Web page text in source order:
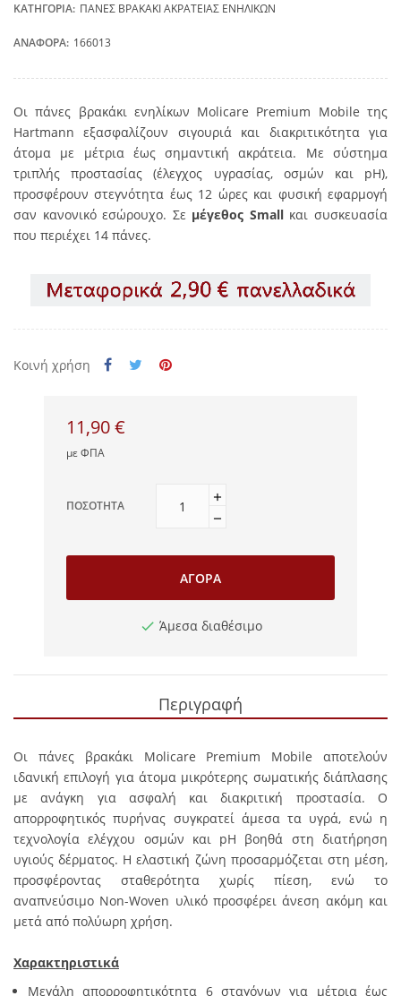
ΚΑΤΗΓΟΡΊΑ: ΠΆΝΕΣ ΒΡΑΚΆΚΙ ΑΚΡΆΤΕΙΑΣ ΕΝΗΛΊΚΩΝ
ΑΝΑΦΟΡΆ: 166013
Οι πάνες βρακάκι ενηλίκων Molicare Premium Mobile της
Hartmann εξασφαλίζουν σιγουριά και διακριτικότητα για
άτομα με μέτρια έως σημαντική ακράτεια. Με σύστημα
τριπλής προστασίας (έλεγχος υγρασίας, οσμών και pH),
προσφέρουν στεγνότητα έως 12 ώρες και φυσική εφαρμογή
σαν κανονικό εσώρουχο. Σε μέγεθος Smallκαι συσκευασία
που περιέχει 14 πάνες.
Κοινή χρήση
11,90 €
με ΦΠΑ
ΠΟΣΌΤΗΤΑ
ΑΓΟΡΆ
Άμεσα διαθέσιμο
Περιγραφή
Οι πάνες βρακάκι Molicare Premium Mobile αποτελούν
ιδανική επιλογή για άτομα μικρότερης σωματικής διάπλασης
με ανάγκη για ασφαλή και διακριτική προστασία. Ο
απορροφητικός πυρήνας συγκρατεί άμεσα τα υγρά, ενώ η
τεχνολογία ελέγχου οσμών και pH βοηθά στη διατήρηση
υγιούς δέρματος. Η ελαστική ζώνη προσαρμόζεται στη μέση,
προσφέροντας σταθερότητα χωρίς πίεση, ενώ το
αναπνεύσιμο Non-Woven υλικό προσφέρει άνεση ακόμη και
μετά από πολύωρη χρήση.
Χαρακτηριστικά
Μεγάλη απορροφητικότητα 6 σταγόνων για μέτρια έως